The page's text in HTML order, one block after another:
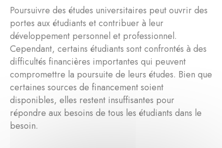
Poursuivre des études universitaires peut ouvrir des
portes aux étudiants et contribuer à leur
développement personnel et professionnel.
Cependant, certains étudiants sont confrontés à des
difficultés financières importantes qui peuvent
compromettre la poursuite de leurs études. Bien que
certaines sources de financement soient
disponibles, elles restent insuffisantes pour
répondre aux besoins de tous les étudiants dans le
besoin.